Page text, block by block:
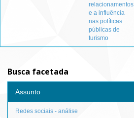
relacionamentos
e a influência
nas políticas
públicas de
turismo
Busca facetada
Assunto
Redes sociais - análise